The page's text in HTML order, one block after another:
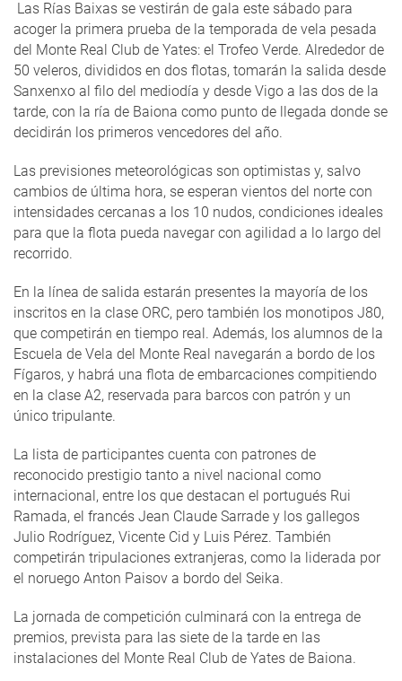
Las Rías Baixas se vestirán de gala este sábado para
acoger la primera prueba de la temporada de vela pesada
del Monte Real Club de Yates: el Trofeo Verde. Alrededor de
50 veleros, divididos en dos flotas, tomarán la salida desde
Sanxenxo al filo del mediodía y desde Vigo a las dos de la
tarde, con la ría de Baiona como punto de llegada donde se
decidirán los primeros vencedores del año.
Las previsiones meteorológicas son optimistas y, salvo
cambios de última hora, se esperan vientos del norte con
intensidades cercanas a los 10 nudos, condiciones ideales
para que la flota pueda navegar con agilidad a lo largo del
recorrido.
En la línea de salida estarán presentes la mayoría de los
inscritos en la clase ORC, pero también los monotipos J80,
que competirán en tiempo real. Además, los alumnos de la
Escuela de Vela del Monte Real navegarán a bordo de los
Fígaros, y habrá una flota de embarcaciones compitiendo
en la clase A2, reservada para barcos con patrón y un
único tripulante.
La lista de participantes cuenta con patrones de
reconocido prestigio tanto a nivel nacional como
internacional, entre los que destacan el portugués Rui
Ramada, el francés Jean Claude Sarrade y los gallegos
Julio Rodríguez, Vicente Cid y Luis Pérez. También
competirán tripulaciones extranjeras, como la liderada por
el noruego Anton Paisov a bordo del Seika.
La jornada de competición culminará con la entrega de
premios, prevista para las siete de la tarde en las
instalaciones del Monte Real Club de Yates de Baiona.